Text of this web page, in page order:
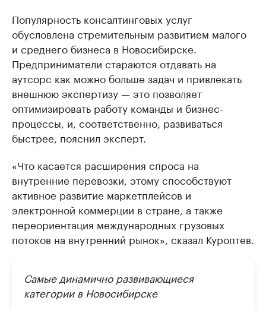
Популярность консалтинговых услуг
обусловлена стремительным развитием малого
и среднего бизнеса в Новосибирске.
Предприниматели стараются отдавать на
аутсорс как можно больше задач и привлекать
внешнюю экспертизу — это позволяет
оптимизировать работу команды и бизнес-
процессы, и, соответственно, развиваться
быстрее, пояснил эксперт.
«Что касается расширения спроса на
внутренние перевозки, этому способствуют
активное развитие маркетплейсов и
электронной коммерции в стране, а также
переориентация международных грузовых
потоков на внутренний рынок», сказал Куроптев.
Самые динамично развивающиеся
категории в Новосибирске